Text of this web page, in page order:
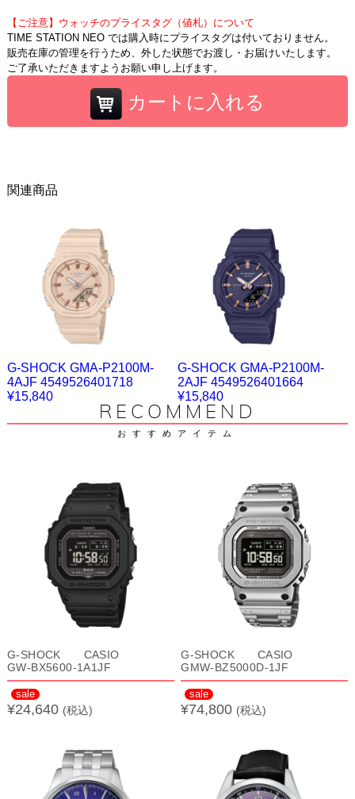
【ご注意】ウォッチのプライスタグ（値札）について
TIME STATION NEO では購入時にプライスタグは付いておりません。
販売在庫の管理を行うため、外した状態でお渡し・お届けいたします。
ご了承いただきますようお願い申し上げます。
カートに入れる
関連商品
G-SHOCK GMA-P2100M-
4AJF 4549526401718
¥15,840
G-SHOCK GMA-P2100M-
2AJF 4549526401664
¥15,840
RECOMMEND
おすすめアイテム
G-SHOCK CASIO
GW-BX5600-1A1JF
sale
¥24,640 (税込)
G-SHOCK CASIO
GMW-BZ5000D-1JF
sale
¥74,800 (税込)